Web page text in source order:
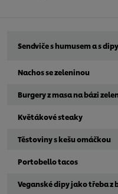
Sendviče s humusem a s dipy
Nachos se zeleninou
Burgery z masa na bázi
Květákové steaky
Těstoviny s kešu omáčkou
Portobello tacos
Veganské dipy jako třeba